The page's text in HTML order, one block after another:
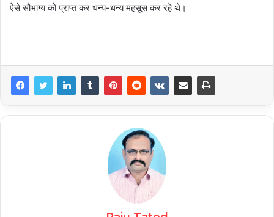
ऐसे सौभाग्य को प्राप्त कर धन्य-धन्य महसूस कर रहे थे।